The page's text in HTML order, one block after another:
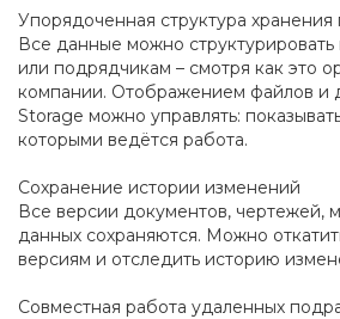
Упорядоченная структура
Все данные можно
или подрядчикам – смотря как это
компании. Отображением файлов и
Storage можно управлять:
которыми ведётся работа.
Сохранение истории изменений
Все версии документов, чертежей,
данных сохраняются. Можно
версиям и отследить историю
Совместная работа удаленных